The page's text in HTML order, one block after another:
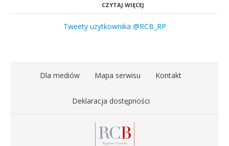
CZYTAJ WIĘCEJ
Tweety użytkownika @RCB_RP
Dla mediów Mapa serwisu Kontakt
Deklaracja dostępności